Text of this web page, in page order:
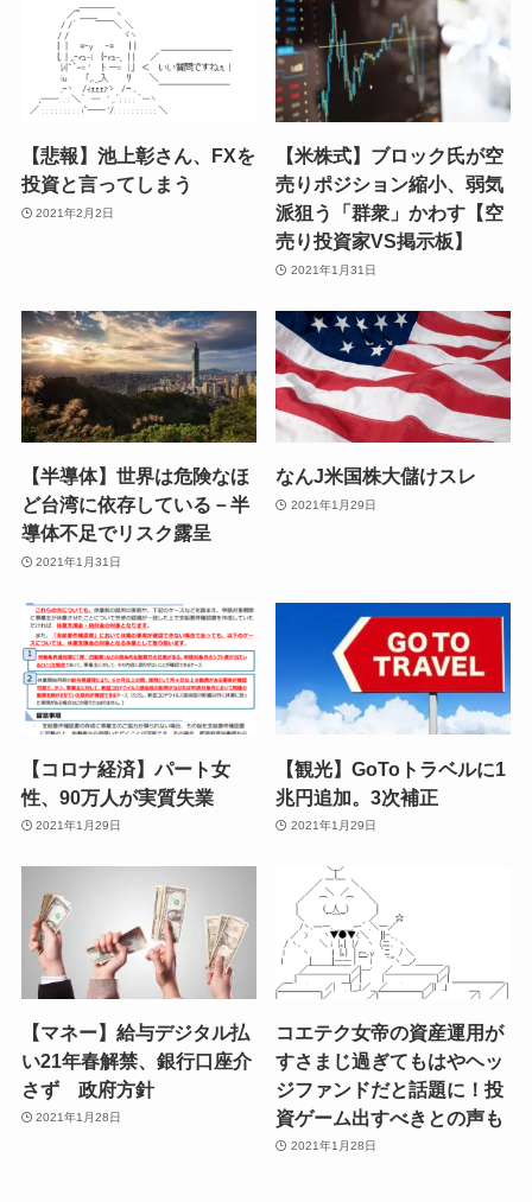
【悲報】池上彰さん、FXを
投資と言ってしまう
2021年2月2日
【米株式】ブロック氏が空
売りポジション縮小、弱気
派狙う「群衆」かわす【空
売り投資家VS掲示板】
2021年1月31日
【半導体】世界は危険なほ
ど台湾に依存している－半
導体不足でリスク露呈
2021年1月31日
なんJ米国株大儲けスレ
2021年1月29日
【コロナ経済】パート女
性、90万人が実質失業
2021年1月29日
【観光】GoToトラベルに1
兆円追加。3次補正
2021年1月29日
【マネー】給与デジタル払
い21年春解禁、銀行口座介
さず 政府方針
2021年1月28日
コエテク女帝の資産運用が
すさまじ過ぎてもはやヘッ
ジファンドだと話題に！投
資ゲーム出すべきとの声も
2021年1月28日